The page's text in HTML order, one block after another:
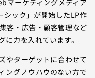
マーケティングメディア
シック」が開始したLP作
客・広告・顧客管理など
力を入れています。
やターゲットに合わせて
ングノウハウのない方で